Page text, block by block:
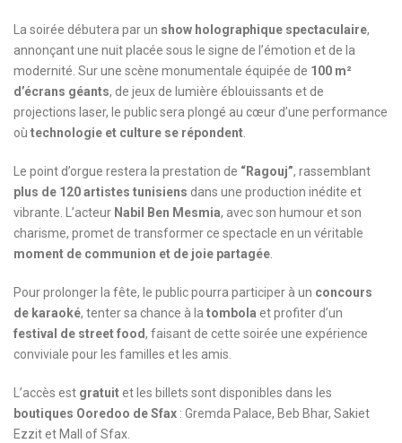
La soirée débutera par un show holographique spectaculaire,
annonçant une nuit placée sous le signe de l’émotion et de la
modernité. Sur une scène monumentale équipée de 100 m²
d’écrans géants, de jeux de lumière éblouissants et de
projections laser, le public sera plongé au cœur d’une performance
où technologie et culture se répondent.
Le point d’orgue restera la prestation de “Ragouj”, rassemblant
plus de 120 artistes tunisiens dans une production inédite et
vibrante. L’acteur Nabil Ben Mesmia, avec son humour et son
charisme, promet de transformer ce spectacle en un véritable
moment de communion et de joie partagée.
Pour prolonger la fête, le public pourra participer à un concours
de karaoké, tenter sa chance à la tombola et profiter d’un
festival de street food, faisant de cette soirée une expérience
conviviale pour les familles et les amis.
L’accès est gratuitet les billets sont disponibles dans les
boutiques Ooredoo de Sfax : Gremda Palace, Beb Bhar, Sakiet
Ezzit et Mall of Sfax.